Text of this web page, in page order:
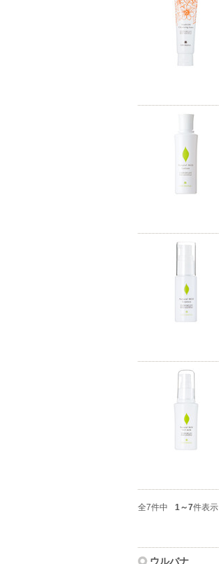
全7件中 1～7件表示
ウルバナ